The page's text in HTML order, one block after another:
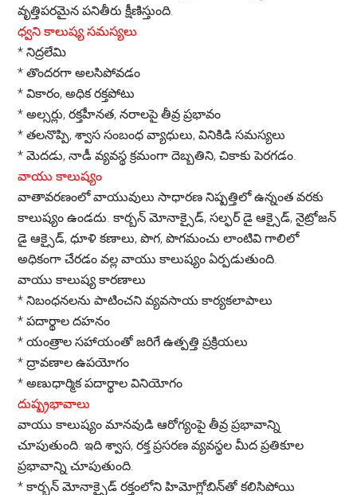
వృత్తిపరమైన పనితీరు క్షీణిస్తుంది.
ధ్వని కాలుష్య సమస్యలు
* నిద్రలేమి
* తొందరగా అలసిపోవడం
* వికారం, అధిక రక్తపోటు
* అల్సర్లు, రక్తహీనత, నరాలపై తీవ్ర ప్రభావం
* తలనొప్పి, శ్వాస సంబంధ వ్యాధులు, వినికిడి సమస్యలు
* మెదడు, నాడీ వ్యవస్థ క్రమంగా దెబ్బతిని, చికాకు పెరగడం.
వాయు కాలుష్యం
వాతావరణంలో వాయువులు సాధారణ నిష్పత్తిలో ఉన్నంత వరకు
కాలుష్యం ఉండదు. కార్బన్ మోనాక్సైడ్, సల్ఫర్ డై ఆక్సైడ్, నైట్రోజన్
డై ఆక్సైడ్, ధూళి కణాలు, పొగ, పొగమంచు లాంటివి గాలిలో
అధికంగా చేరడం వల్ల వాయు కాలుష్యం ఏర్పడుతుంది.
వాయు కాలుష్య కారణాలు
* నిబంధనలను పాటించని వ్యవసాయ కార్యకలాపాలు
* పదార్థాల దహనం
* యంత్రాల సహాయంతో జరిగే ఉత్పత్తి ప్రక్రియలు
* ద్రావణాల ఉపయోగం
* అణుధార్మిక పదార్థాల వినియోగం
దుష్ప్రభావాలు
వాయు కాలుష్యం మానవుడి ఆరోగ్యంపై తీవ్ర ప్రభావాన్ని
చూపుతుంది. ఇది శ్వాస, రక్త ప్రసరణ వ్యవస్థల మీద ప్రతికూల
ప్రభావాన్ని చూపుతుంది.
* కార్బన్ మోనాక్సైడ్ రక్తంలోని హిమోగ్లోబిన్‌తో కలిసిపోయి